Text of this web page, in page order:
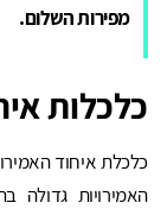
מפירות השלום.
כלכלות
כלכלת איחוד
האמירויות גדולה